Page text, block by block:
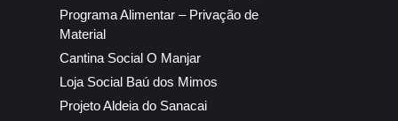
Programa Alimentar – Privação de
Material
Cantina Social O Manjar
Loja Social Baú dos Mimos
Projeto Aldeia do Sanacai